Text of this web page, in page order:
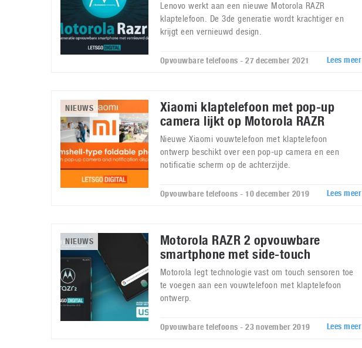
Lenovo werkt aan een nieuwe Motorola RAZR
klaptelefoon. De 3de generatie wordt krachtiger en
krijgt een vernieuwd design.
Opvouwbare telefoons - 27 december 2021 Lees meer
NIEUWS
Xiaomi klaptelefoon met pop-up
camera lijkt op Motorola RAZR
Nieuwe Xiaomi vouwtelefoon met klaptelefoon
ontwerp beschikt over een pop-up camera en een
notificatie scherm op de achterzijde.
Opvouwbare telefoons - 10 december 2019 Lees meer
NIEUWS
Motorola RAZR 2 opvouwbare
smartphone met side-touch
Motorola legt technologie vast om touch sensoren toe
te voegen aan een vouwtelefoon met klaptelefoon
ontwerp.
Opvouwbare telefoons - 23 november 2019 Lees meer